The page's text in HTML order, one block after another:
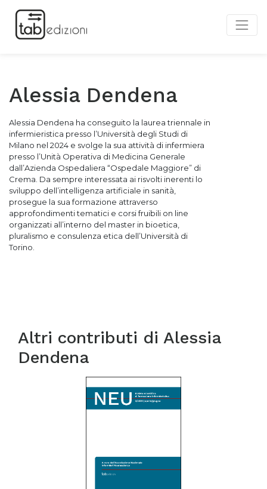
Alessia Dendena
Alessia Dendena ha conseguito la laurea triennale in
infermieristica presso l’Università degli Studi di
Milano nel 2024 e svolge la sua attività di infermiera
presso l’Unità Operativa di Medicina Generale
dall’Azienda Ospedaliera “Ospedale Maggiore” di
Crema. Da sempre interessata ai risvolti inerenti lo
sviluppo dell’intelligenza artificiale in sanità,
prosegue la sua formazione attraverso
approfondimenti tematici e corsi fruibili on line
organizzati all’interno del master in bioetica,
pluralismo e consulenza etica dell’Università di
Torino.
Altri contributi di Alessia
Dendena